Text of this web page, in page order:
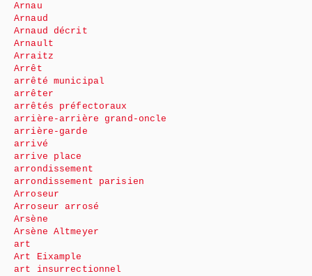
Arnau
Arnaud
Arnaud décrit
Arnault
Arraitz
Arrêt
arrêté municipal
arrêter
arrêtés préfectoraux
arrière-arrière grand-oncle
arrière-garde
arrivé
arrive place
arrondissement
arrondissement parisien
Arroseur
Arroseur arrosé
Arsène
Arsène Altmeyer
art
Art Eixample
art insurrectionnel